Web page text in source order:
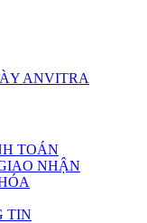
ANVITRA
TOÁN
NHẬN
TIN